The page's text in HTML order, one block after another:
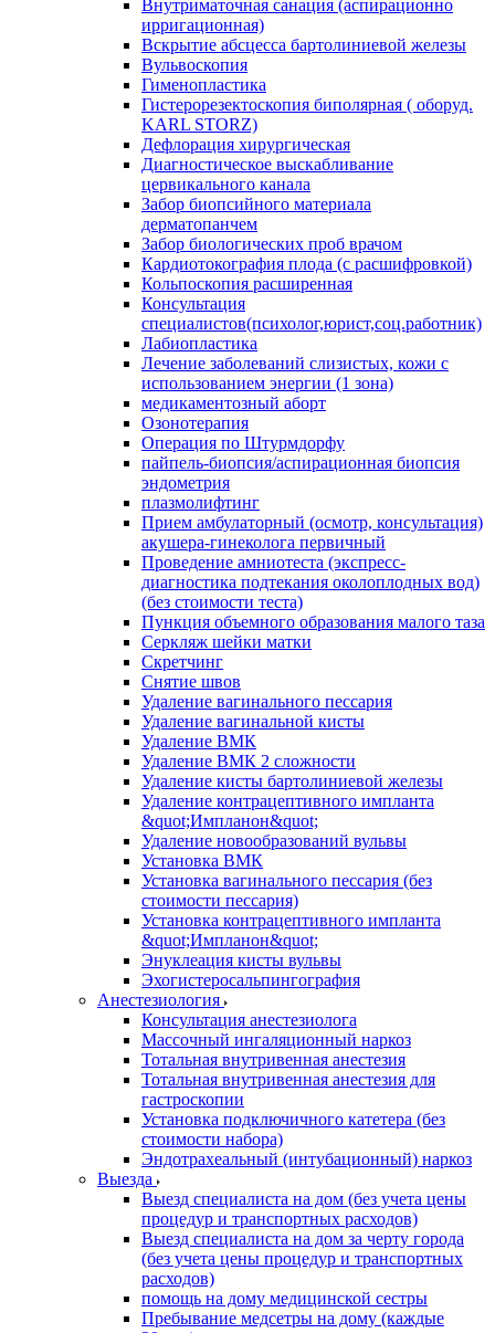
Внутриматочная санация (аспирационно
ирригационная)
Вскрытие абсцесса бартолиниевой железы
Вульвоскопия
Гименопластика
Гистерорезектоскопия биполярная ( оборуд.
KARL STORZ)
Дефлорация хирургическая
Диагностическое выскабливание
цервикального канала
Забор биопсийного материала
дерматопанчем
Забор биологических проб врачом
Кардиотокография плода (с расшифровкой)
Кольпоскопия расширенная
Консультация
специалистов(психолог,юрист,соц.работник)
Лабиопластика
Лечение заболеваний слизистых, кожи с
использованием энергии (1 зона)
медикаментозный аборт
Озонотерапия
Операция по Штурмдорфу
пайпель-биопсия/аспирационная биопсия
эндометрия
плазмолифтинг
Прием амбулаторный (осмотр, консультация)
акушера-гинеколога первичный
Проведение амниотеста (экспресс-
диагностика подтекания околоплодных вод)
(без стоимости теста)
Пункция объемного образования малого таза
Серкляж шейки матки
Скретчинг
Снятие швов
Удаление вагинального пессария
Удаление вагинальной кисты
Удаление ВМК
Удаление ВМК 2 сложности
Удаление кисты бартолиниевой железы
Удаление контрацептивного импланта
&quot;Импланон&quot;
Удаление новообразований вульвы
Установка ВМК
Установка вагинального пессария (без
стоимости пессария)
Установка контрацептивного импланта
&quot;Импланон&quot;
Энуклеация кисты вульвы
Эхогистеросальпингография
Анестезиология
Консультация анестезиолога
Массочный ингаляционный наркоз
Тотальная внутривенная анестезия
Тотальная внутривенная анестезия для
гастроскопии
Установка подключичного катетера (без
стоимости набора)
Эндотрахеальный (интубационный) наркоз
Выезда
Выезд специалиста на дом (без учета цены
процедур и транспортных расходов)
Выезд специалиста на дом за черту города
(без учета цены процедур и транспортных
расходов)
помощь на дому медицинской сестры
Пребывание медсетры на дому (каждые